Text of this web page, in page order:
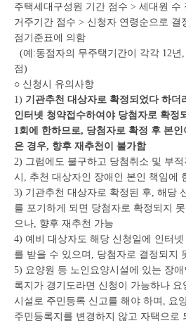
주택세대구성원 기간 점수 > 세대원 수
거주기간 점수 > 신청자 연령순으로 결
점기준표에 의함
(예:동점자의 무주택기간이 각각 12년
점)
○ 신청시 유의사항
1) 기관추천 대상자로 확정되었다 하더
인터넷 청약접수하여야 당첨자로 확정
1회에 한하므로, 당첨자로 확정 후 본
은 경우, 향후 재추천이 불가함
2) 그럼에도 불구하고 당첨취소 및 부
시, 추천 대상자인 장애인 본인 책임에
3) 기관추천 대상자로 확정된 후, 해당
를 포기하게 되면 당첨자로 확정되지
으나, 향후 재추천 가능
4) 예비 대상자도 해당 신청일에 인터
를 받을 수 있으며, 당첨자로 결정되지
5) 요양원 등 노인요양시설에 있는 장
록지가 경기도라면 신청이 가능하나
시설로 주민등록 신고를 해야 하며, 요
주민등록지를 변경하지 않고 자택으로